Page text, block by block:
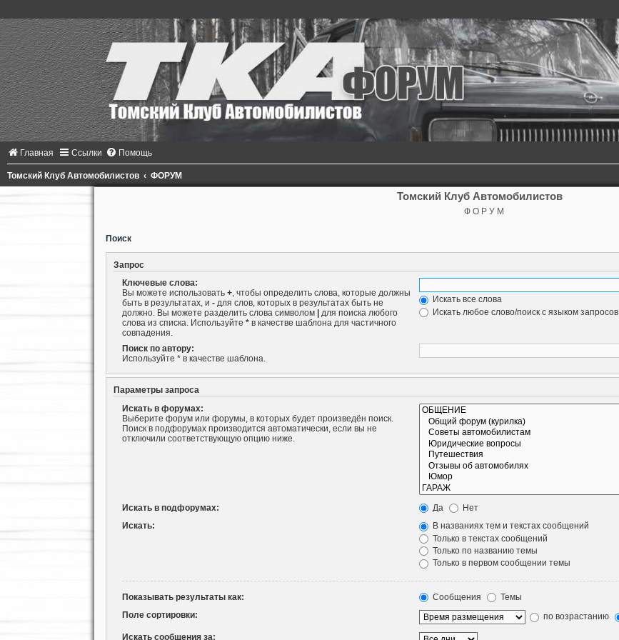
Главная Ссылки Помощь
Томский Клуб Автомобилистов ФОРУМ
Томский Клуб Автомобилистов
Ф О Р У М
Поиск
Запрос
Ключевые слова:
Вы можете использовать +, чтобы определить слова, которые должны
быть в результатах, и -для слов, которых в результатах быть не
должно. Вы можете разделить слова символом
для поиска любого
слова из списка. Используйте *в качестве шаблона для частичного
совпадения.
Искать все слова
Искать любое слово/поиск с языком запросов
Поиск по автору:
Используйте * в качестве шаблона.
Параметры запроса
Искать в форумах:
Выберите форум или форумы, в которых будет произведён поиск.
Поиск в подфорумах производится автоматически, если вы не
отключили соответствующую опцию ниже.
Искать в подфорумах: Да
Нет
Искать:
В названиях тем и текстах сообщений
Только в текстах сообщений
Только по названию темы
Только в первом сообщении темы
Показывать результаты как: Сообщения
Темы
Поле сортировки:
по возрастанию
Искать сообщения за: